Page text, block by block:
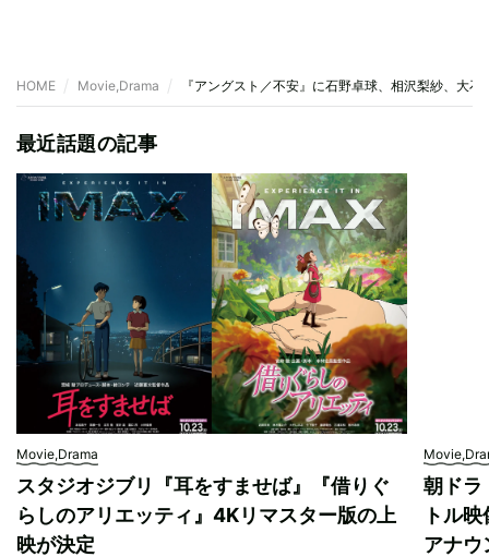
HOME Movie,Drama 『アングスト／不安』に石野卓球、相沢梨紗、大
最近話題の記事
Movie,Drama
スタジオジブリ『耳をすませば』『借りぐ
らしのアリエッティ』4Kリマスター版の上
映が決定
朝ドラ
トル
アナウ